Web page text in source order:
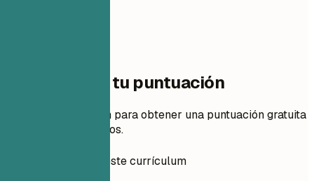
Un paso para tu puntuación
Añade tu currículum para obtener una puntuación gratuita
y cambios priorizados.
Cómo preparar este currículum